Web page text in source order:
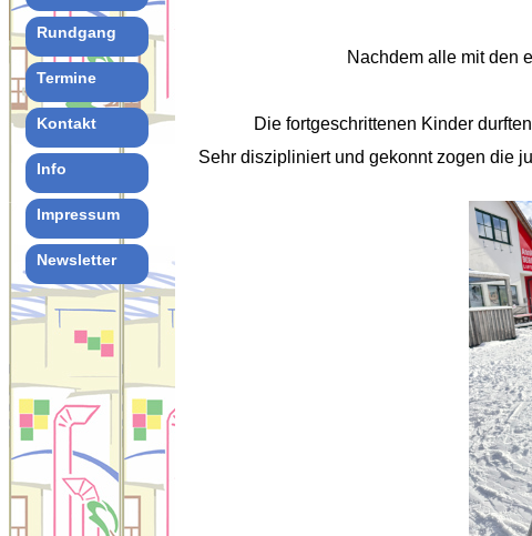
Rundgang
Termine
Kontakt
Info
Impressum
Newsletter
Nachdem alle mit den
Die fortgeschrittenen Kinder
Sehr diszipliniert und gekonnt zogen die